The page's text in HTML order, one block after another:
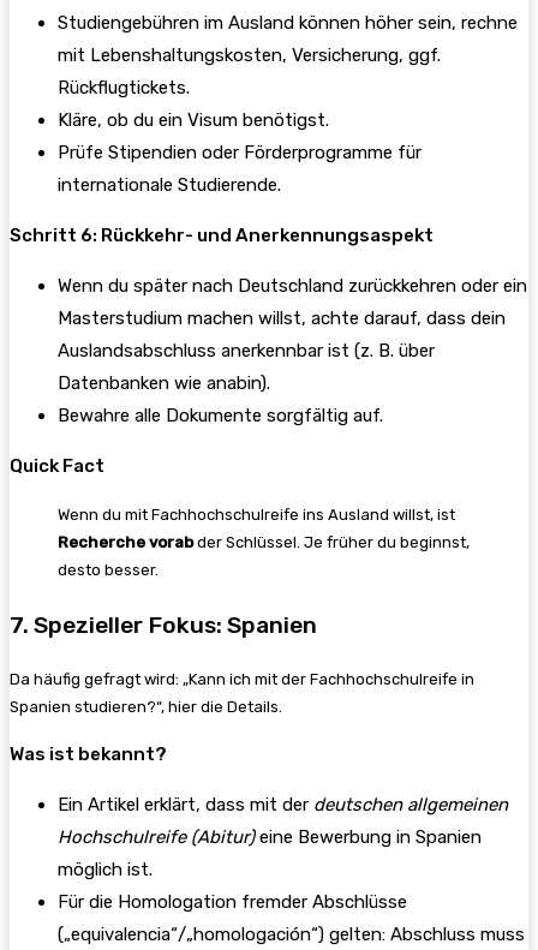
Studiengebühren im Ausland können höher sein, rechne
mit Lebenshaltungskosten, Versicherung, ggf.
Rückflugtickets.
Kläre, ob du ein Visum benötigst.
Prüfe Stipendien oder Förderprogramme für
internationale Studierende.
Schritt 6: Rückkehr- und Anerkennungsaspekt
Wenn du später nach Deutschland zurückkehren oder ein
Masterstudium machen willst, achte darauf, dass dein
Auslandsabschluss anerkennbar ist (z. B. über
Datenbanken wie anabin).
Bewahre alle Dokumente sorgfältig auf.
Quick Fact
Wenn du mit Fachhochschulreife ins Ausland willst, ist
Recherche vorabder Schlüssel. Je früher du beginnst,
desto besser.
7. Spezieller Fokus: Spanien
Da häufig gefragt wird: „Kann ich mit der Fachhochschulreife in
Spanien studieren?“, hier die Details.
Was ist bekannt?
Ein Artikel erklärt, dass mit der deutschen allgemeinen
Hochschulreife (Abitur)eine Bewerbung in Spanien
möglich ist.
Für die Homologation fremder Abschlüsse
(„equivalencia“/„homologación“) gelten: Abschluss muss